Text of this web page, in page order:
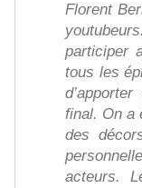
Florent
participer
tous les
final. On a
des
acteurs.